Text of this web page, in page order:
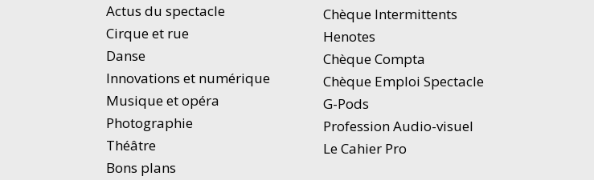
Actus du spectacle
Cirque et rue
Danse
Innovations et numérique
Musique et opéra
Photographie
Théâtre
Bons plans
Chèque Intermittents
Henotes
Chèque Compta
Chèque Emploi Spectacle
G-Pods
Profession Audio-visuel
Le Cahier Pro